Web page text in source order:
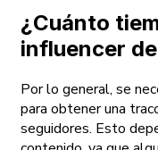
¿Cuánto
influencer
Por lo general, se
para obtener una
seguidores. Esto